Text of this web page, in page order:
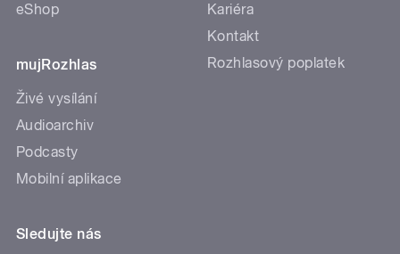
eShop
mujRozhlas
Živé vysílání
Audioarchiv
Podcasty
Mobilní aplikace
Kariéra
Kontakt
Rozhlasový poplatek
Sledujte nás